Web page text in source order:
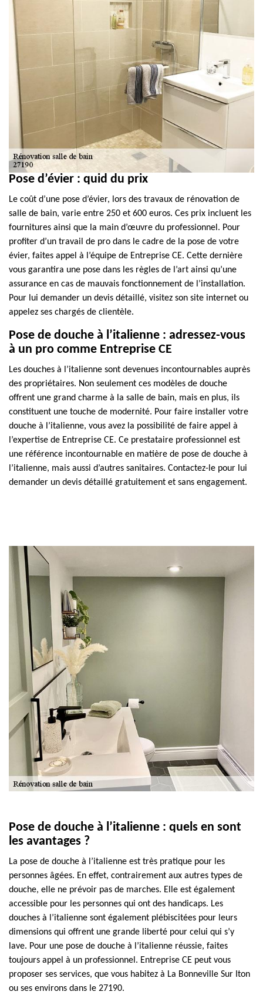
Pose d’évier : quid du prix
Le coût d’une pose d’évier, lors des travaux de rénovation de
salle de bain, varie entre 250 et 600 euros. Ces prix incluent les
fournitures ainsi que la main d’œuvre du professionnel. Pour
profiter d’un travail de pro dans le cadre de la pose de votre
évier, faites appel à l’équipe de Entreprise CE. Cette dernière
vous garantira une pose dans les règles de l’art ainsi qu’une
assurance en cas de mauvais fonctionnement de l’installation.
Pour lui demander un devis détaillé, visitez son site internet ou
appelez ses chargés de clientèle.
Pose de douche à l’italienne : adressez-vous
à un pro comme Entreprise CE
Les douches à l’italienne sont devenues incontournables auprès
des propriétaires. Non seulement ces modèles de douche
offrent une grand charme à la salle de bain, mais en plus, ils
constituent une touche de modernité. Pour faire installer votre
douche à l’italienne, vous avez la possibilité de faire appel à
l’expertise de Entreprise CE. Ce prestataire professionnel est
une référence incontournable en matière de pose de douche à
l’italienne, mais aussi d’autres sanitaires. Contactez-le pour lui
demander un devis détaillé gratuitement et sans engagement.
Pose de douche à l’italienne : quels en sont
les avantages ?
La pose de douche à l’italienne est très pratique pour les
personnes âgées. En effet, contrairement aux autres types de
douche, elle ne prévoir pas de marches. Elle est également
accessible pour les personnes qui ont des handicaps. Les
douches à l’italienne sont également plébiscitées pour leurs
dimensions qui offrent une grande liberté pour celui qui s’y
lave. Pour une pose de douche à l’italienne réussie, faites
toujours appel à un professionnel. Entreprise CE peut vous
proposer ses services, que vous habitez à La Bonneville Sur Iton
ou ses environs dans le 27190.